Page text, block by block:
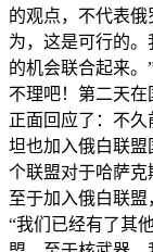
的观点，不代表
为，这是可行的
的机会联合起来
不理吧！第二天
正面回应了：不
坦也加入俄白联
个联盟对于哈萨克
至于加入俄白联盟
“我们已经有了其